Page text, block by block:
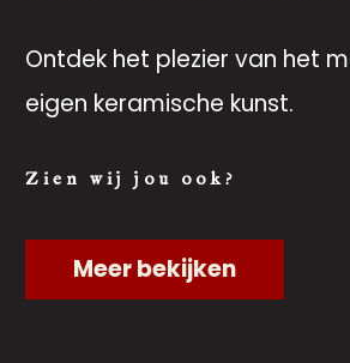
Ontdek het plezier van het
eigen keramische kunst.
Zien wij jou ook?
Meer bekijken